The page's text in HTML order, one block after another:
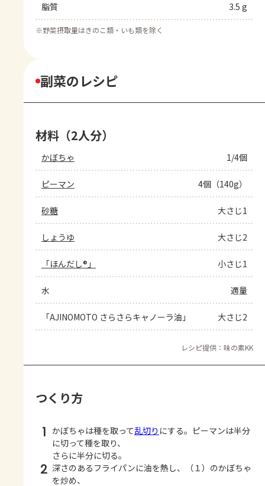
脂質 3.5 g
※野菜摂取量はきのこ類・いも類を除く
副菜のレシピ
材料（2人分）
かぼちゃ 1/4個
ピーマン 4個（140g）
砂糖 大さじ1
しょうゆ 大さじ2
「ほんだし®」 小さじ1
水 適量
「AJINOMOTO さらさらキャノーラ油」 大さじ2
レシピ提供：味の素KK
つくり方
1 かぼちゃは種を取って乱切り にする。ピーマンは半分
に切って種を取り、
さらに半分に切る。
2 深さのあるフライパンに油を熱し、（１）のかぼちゃ
を炒め、